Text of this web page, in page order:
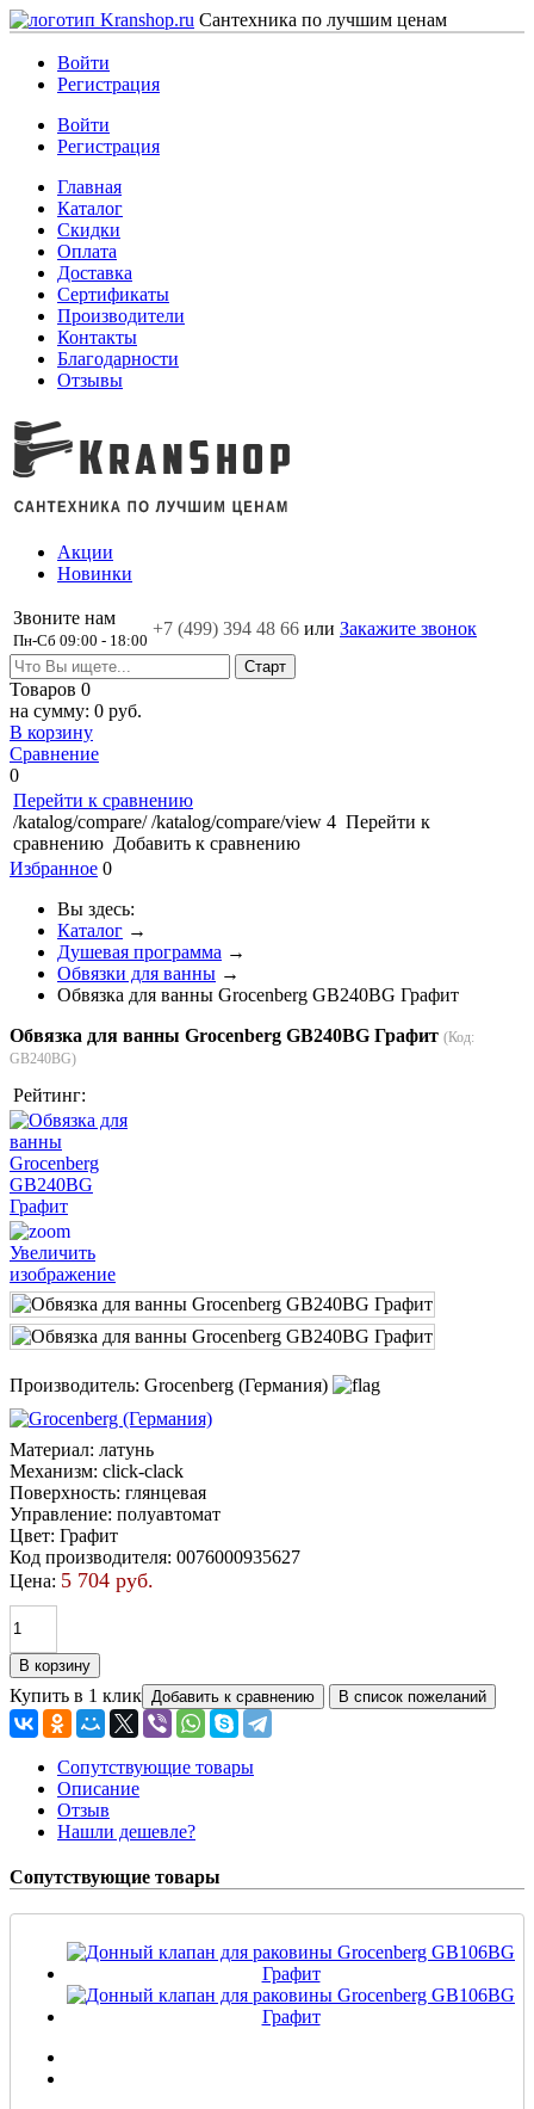
Сантехника по лучшим ценам
Войти
Регистрация
Войти
Регистрация
Главная
Каталог
Скидки
Оплата
Доставка
Сертификаты
Производители
Контакты
Благодарности
Отзывы
Акции
Новинки
Звоните нам
Пн-Сб 09:00 - 18:00
+7 (499) 394 48 66 или Закажите звонок
Товаров 0
на сумму: 0 руб.
В корзину
Сравнение
0
Перейти к сравнению
/katalog/compare/ /katalog/compare/view 4 Перейти к
сравнению Добавить к сравнению
Избранное 0
Вы здесь:
Каталог →
Душевая программа →
Обвязки для ванны →
Обвязка для ванны Grocenberg GB240BG Графит
Обвязка для ванны Grocenberg GB240BG Графит (Код:
GB240BG)
Рейтинг:
Увеличить
изображение
Производитель: Grocenberg (Германия)
Материал: латунь
Механизм: click-clack
Поверхность: глянцевая
Управление: полуавтомат
Цвет: Графит
Код производителя: 0076000935627
Цена: 5 704 руб.
Купить в 1 клик
Сопутствующие товары
Описание
Отзыв
Нашли дешевле?
Сопутствующие товары